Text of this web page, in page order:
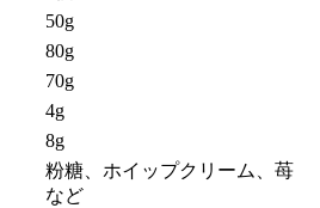
50g
80g
70g
4g
8g
粉糖、ホイップクリーム、苺
など